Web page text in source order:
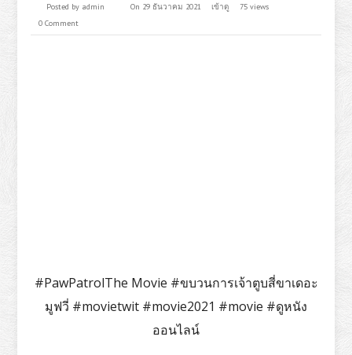
Posted by admin On 29 ธันวาคม 2021 เข้าดู
75 views
0 Comment
#PawPatrolThe Movie #ขบวนการเจ้าตูบสี่ขาเดอะ
มูฟวี่ #movietwit #movie2021 #movie #ดูหนัง
ออนไลน์